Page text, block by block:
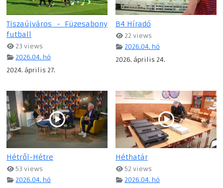
Tiszaújváros - Füzesabony
futball
23 views
2026.04. hó
2024. április 27.
B4 Híradó
22 views
2026.04. hó
2026. április 24.
Hétről-Hétre
53 views
2026.04. hó
Héthatár
52 views
2026.04. hó